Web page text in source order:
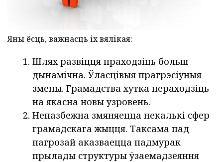
Яны ёсць, важнасць іх вялікая:
Шлях развіцця праходзіць больш
дынамічна. Ўласцівыя прагрэсіўныя
змены. Грамадства хутка пераходзіць
на якасна новы ўзровень.
Непазбежна змяняецца некалькі сфер
грамадскага жыцця. Таксама пад
пагрозай аказваецца падмурак
прылады структуры ўзаемадзеяння